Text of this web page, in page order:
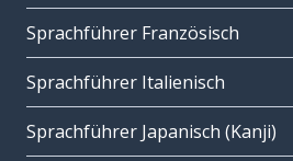
Sprachführer Französisch
Sprachführer Italienisch
Sprachführer Japanisch (Kanji)